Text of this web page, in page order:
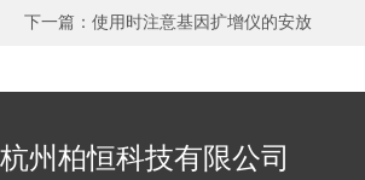
下一篇： 使用时注意基因扩增仪的安放
杭州柏恒科技有限公司